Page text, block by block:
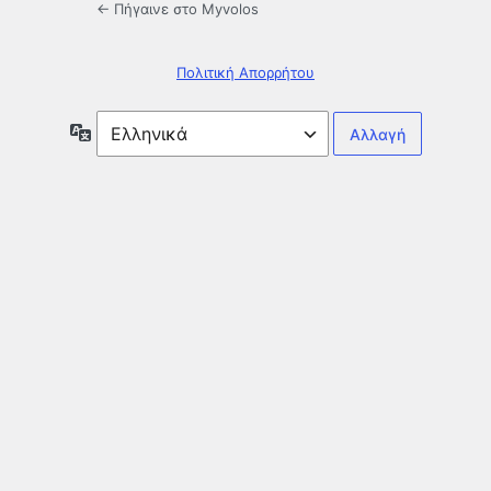
← Πήγαινε στο Myvolos
Πολιτική Απορρήτου
Γλώσσα